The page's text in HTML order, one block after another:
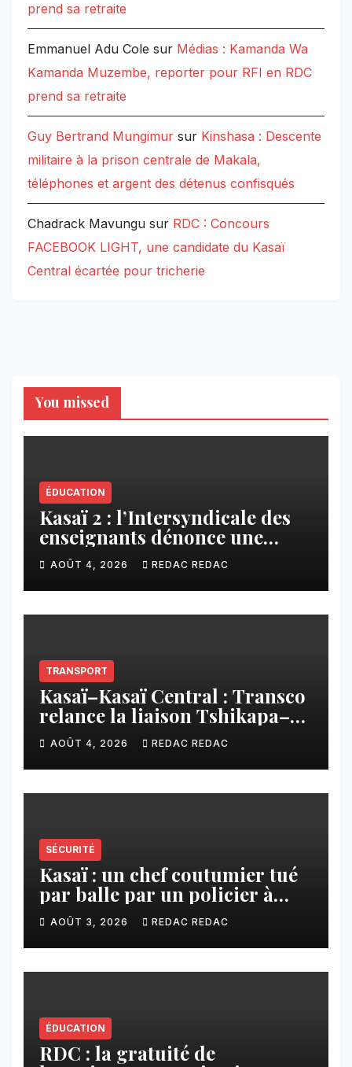
prend sa retraite
Emmanuel Adu Cole sur Médias : Kamanda Wa
Kamanda Muzembe, reporter pour RFI en RDC
prend sa retraite
Guy Bertrand Mungimur sur Kinshasa : Descente
militaire à la prison centrale de Makala,
téléphones et argent des détenus confisqués
Chadrack Mavungu sur RDC : Concours
FACEBOOK LIGHT, une candidate du Kasaï
Central écartée pour tricherie
You missed
ÉDUCATION
Kasaï 2 : l’Intersyndicale des
enseignants dénonce une
contribution financière
imposée aux écoles de la
CNCA
AOÛT 4, 2026 REDAC REDAC
TRANSPORT
Kasaï–Kasaï Central : Transco
relance la liaison Tshikapa–
Tshiamu pour faciliter les
échanges
AOÛT 4, 2026 REDAC REDAC
SÉCURITÉ
Kasaï : un chef coutumier tué
par balle par un policier à
Kamuesha, la tension monte
AOÛT 3, 2026 REDAC REDAC
ÉDUCATION
RDC : la gratuité de